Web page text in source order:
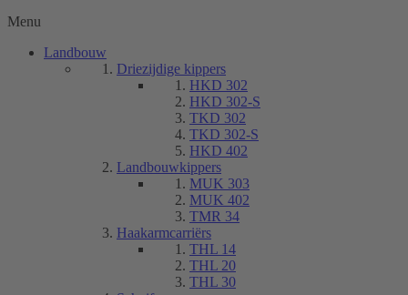
Menu
Landbouw
Driezijdige kippers
HKD 302
HKD 302-S
TKD 302
TKD 302-S
HKD 402
Landbouwkippers
MUK 303
MUK 402
TMR 34
Haakarmcarriërs
THL 14
THL 20
THL 30